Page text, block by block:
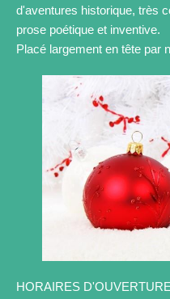
d'aventures historique, très
prose poétique et inventive.
Placé largement en tête par
HORAIRES